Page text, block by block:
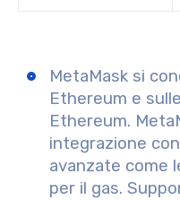
MetaMask si
Ethereum e
Ethereum.
integrazione
avanzate come
per il gas.